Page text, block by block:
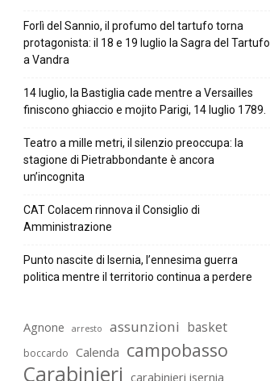
Forlì del Sannio, il profumo del tartufo torna
protagonista: il 18 e 19 luglio la Sagra del Tartufo
a Vandra
14 luglio, la Bastiglia cade mentre a Versailles
finiscono ghiaccio e mojito Parigi, 14 luglio 1789.
Teatro a mille metri, il silenzio preoccupa: la
stagione di Pietrabbondante è ancora
un’incognita
CAT Colacem rinnova il Consiglio di
Amministrazione
Punto nascite di Isernia, l’ennesima guerra
politica mentre il territorio continua a perdere
Agnone arresto assunzioni basket
boccardo Calenda campobasso
Carabinieri carabinieri isernia